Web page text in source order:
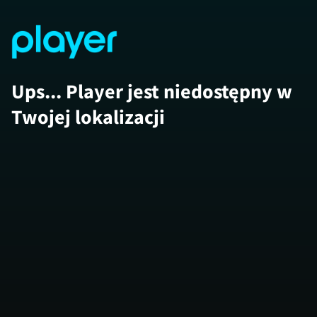
Ups... Player jest niedostępny w
Twojej lokalizacji